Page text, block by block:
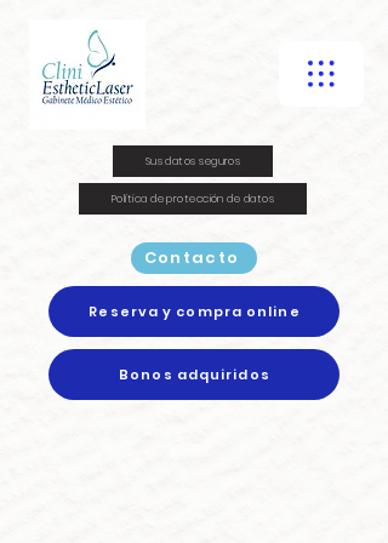
Contacto
Sus datos seguros
Política de protección de datos
Reserva y compra online
Bonos adquiridos